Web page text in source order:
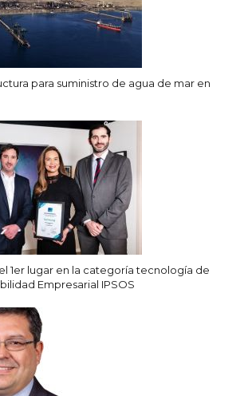
para suministro de agua de mar en
1er lugar en la categoría tecnología de
Empresarial IPSOS